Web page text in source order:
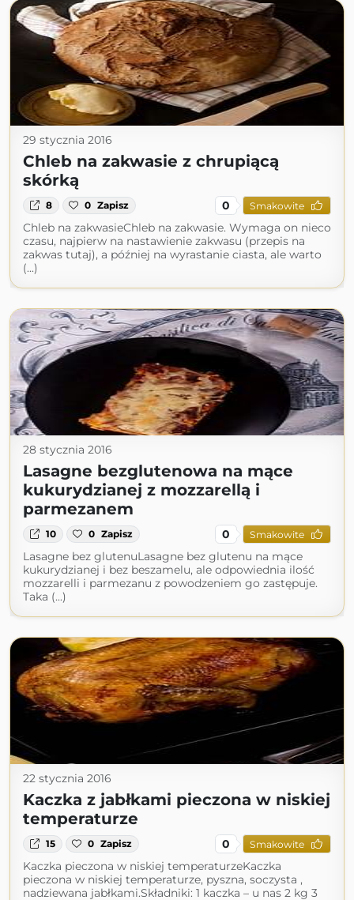
29 stycznia 2016
Chleb na zakwasie z chrupiącą
skórką
8 0 Zapisz 0 Smakowite
Chleb na zakwasieChleb na zakwasie. Wymaga on nieco
czasu, najpierw na nastawienie zakwasu (przepis na
zakwas tutaj), a później na wyrastanie ciasta, ale warto
(...)
28 stycznia 2016
Lasagne bezglutenowa na mące
kukurydzianej z mozzarellą i
parmezanem
10 0 Zapisz 0 Smakowite
Lasagne bez glutenuLasagne bez glutenu na mące
kukurydzianej i bez beszamelu, ale odpowiednia ilość
mozzarelli i parmezanu z powodzeniem go zastępuje.
Taka (...)
22 stycznia 2016
Kaczka z jabłkami pieczona w niskiej
temperaturze
15 0 Zapisz 0 Smakowite
Kaczka pieczona w niskiej temperaturzeKaczka
pieczona w niskiej temperaturze, pyszna, soczysta ,
nadziewana jabłkami.Składniki: 1 kaczka – u nas 2 kg 3